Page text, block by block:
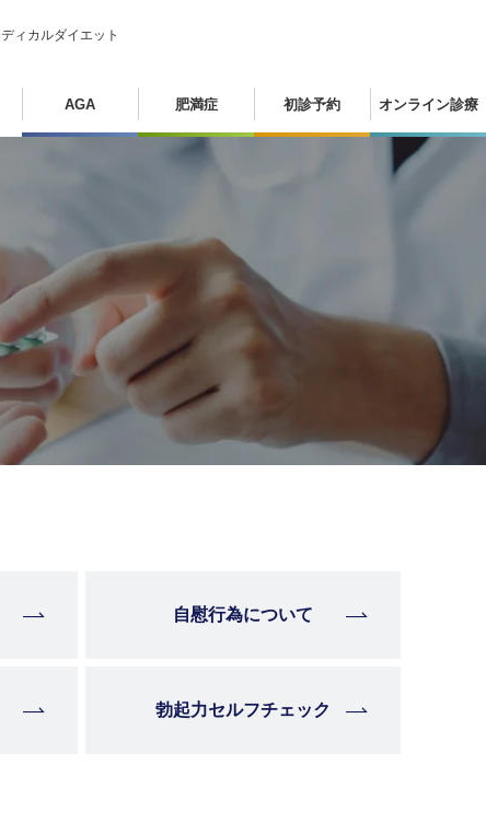
ディカルダイエット
AGA 肥満症 初診予約 オンライン診療
自慰行為について
勃起力セルフチェック